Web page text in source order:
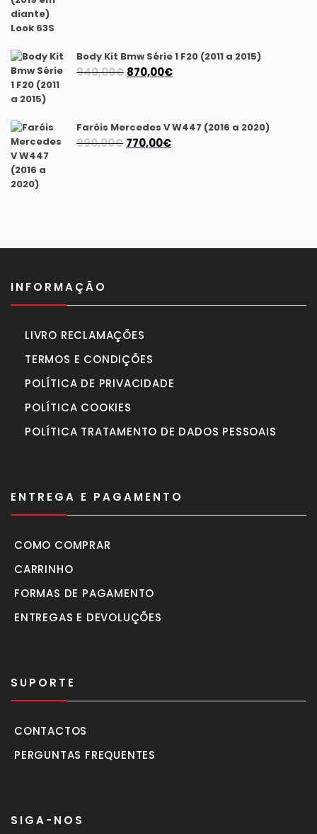
Body Kit Bmw Série 1 F20 (2011 a 2015)
940,00€ O
era:
940,00€.
870,00€O
é:
Faróis Mercedes V W447 (2016 a 2020)
990,00€ O
770,00€O
INFORMAÇÃO
LIVRO RECLAMAÇÕES
TERMOS E CONDIÇÕES
POLÍTICA DE PRIVACIDADE
POLÍTICA COOKIES
POLÍTICA TRATAMENTO DE DADOS PESSOAIS
ENTREGA E PAGAMENTO
COMO COMPRAR
CARRINHO
FORMAS DE PAGAMENTO
ENTREGAS E DEVOLUÇÕES
SUPORTE
CONTACTOS
PERGUNTAS FREQUENTES
SIGA-NOS